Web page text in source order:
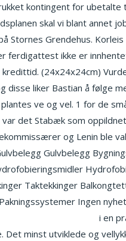
kontingent for
skal vi blant annet
Stornes Grendehus.
ferdigattest ikke er
(24x24x24cm)
liker Bastian å følge
ve og vel. 1 for de
det Stabæk som
og Lenin ble
Gulvbelegg
Taktekkinger
Ingen
i en
minst utviklede og